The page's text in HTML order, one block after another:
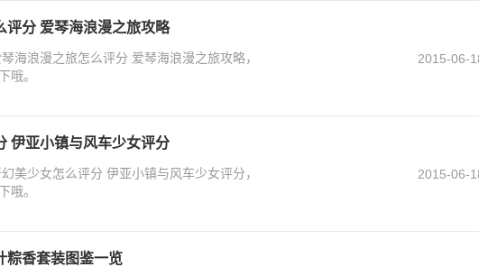
评分 爱琴海浪漫之旅攻略
海浪漫之旅怎么评分 爱琴海浪漫之旅攻略，
哦。
2015-06-
伊亚小镇与风车少女评分
美少女怎么评分 伊亚小镇与风车少女评分，
哦。
2015-06-
粽香套装图鉴一览